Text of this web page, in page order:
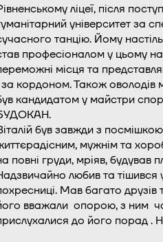
ліцеї, після
університет за
танцію. Йому
професіоналом у цьому
місця та
за кордоном. Також оволодів
кандидатом у майстри
був завжди з
мужнім та
повні груди, мріяв, будував
любив та тішився
Мав багато друзів
вважали опорою, з ним
до його порад .